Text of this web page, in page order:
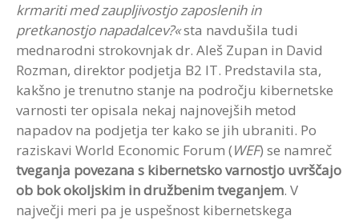
krmariti med zaupljivostjo zaposlenih in
pretkanostjo napadalcev?«sta navdušila tudi
mednarodni strokovnjak dr. Aleš Zupan in David
Rozman, direktor podjetja B2 IT. Predstavila sta,
kakšno je trenutno stanje na področju kibernetske
varnosti ter opisala nekaj najnovejših metod
napadov na podjetja ter kako se jih ubraniti. Po
raziskavi World Economic Forum (WEF) se namreč
tveganja povezana s kibernetsko varnostjo uvrščajo
ob bok okoljskim in družbenim tveganjem. V
največji meri pa je uspešnost kibernetskega